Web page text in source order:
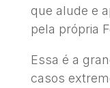
que alude e
pela própria
Essa é a
casos